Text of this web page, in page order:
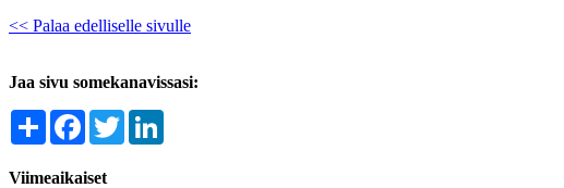
<< Palaa edelliselle sivulle
Jaa sivu somekanavissasi:
Share FacebookTwitter
Viimeaikaiset